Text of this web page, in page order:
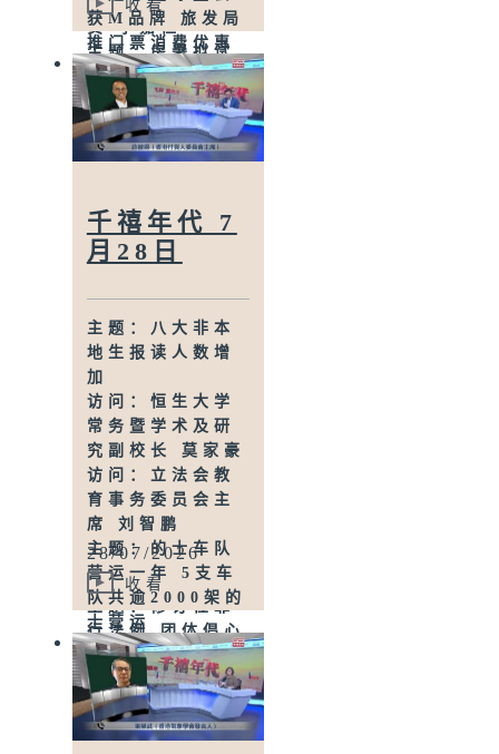
员 李嘉恒
主题：房署拟试
行公共屋邨设共
享单车专属泊位
访问：沙田区议
员 陈坛丹
获M品牌 旅发局
推门票消费优惠
访问：九龙城区
议员 黄文莉
访问：香港专业
教育学院酒店及
旅游系系主任 黄
主题：厄尔尼诺
现象增强全球气
温或创新高
科学系讲师 欧阳
绮雯
主题：乙肝筛查
及治理可预防肝
癌 卫生署呼吁市
民早验早处理
访问：卫生署卫
生防护中心公共
卫生服务处特别
预防计划顾问医
生 黄骏君医生
主题：修订性罪
行法例 团体倡心
理学家等当法律
中介人
访问：关注妇女
性暴力协会总干
收看
千禧年代 7
月28日
主题：八大非本
地生报读人数增
加
访问：恒生大学
常务暨学术及研
究副校长 莫家豪
访问：立法会教
育事务委员会主
席 刘智鹏
主题：的士车队
营运一年 5支车
队共逾2000架的
士营运
访问：运输署署
长 谢咏谊
主题：调查发现
八成清洁工盼改
善暑热工作安排
28/07/2026
收看